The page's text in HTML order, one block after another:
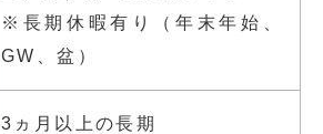
※長期休暇有り（年末年始、
GW、盆）
3ヵ月以上の長期